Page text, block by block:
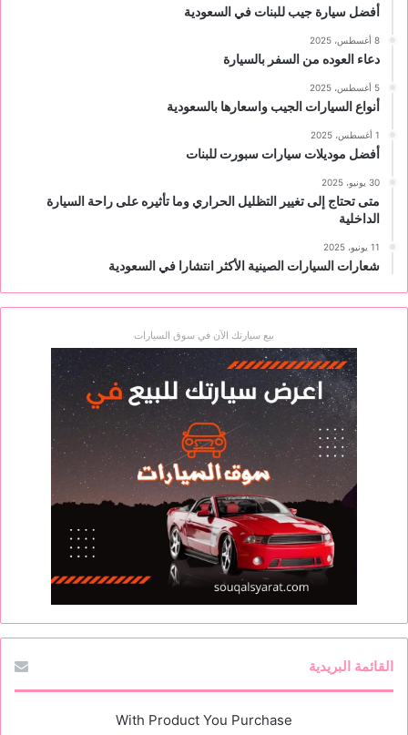
أفضل سيارة جيب للبنات في السعودية
8 أغسطس، 2025
دعاء العوده من السفر بالسيارة
5 أغسطس، 2025
أنواع السيارات الجيب واسعارها بالسعودية
1 أغسطس، 2025
أفضل موديلات سيارات سبورت للبنات
30 يونيو، 2025
متى تحتاج إلى تغيير التظليل الحراري وما تأثيره على راحة السيارة
الداخلية
11 يونيو، 2025
شعارات السيارات الصينية الأكثر انتشارا في السعودية
بيع سيارتك الآن في سوق السيارات
القائمة البريدية
With Product You Purchase